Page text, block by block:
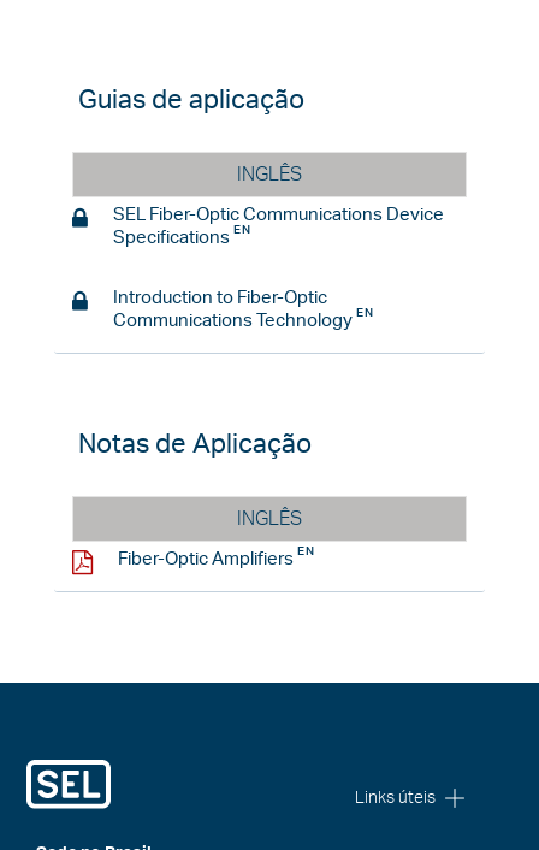
Guias de aplicação
INGLÊS
SEL Fiber-Optic Communications Device
Specifications
Introduction to Fiber-Optic
Communications Technology
Notas de Aplicação
INGLÊS
Fiber-Optic Amplifiers
Links úteis